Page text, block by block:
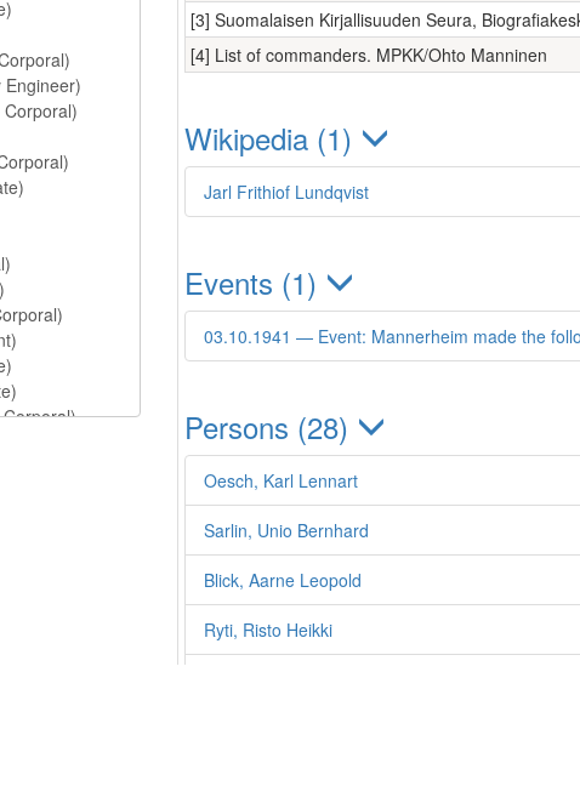
[3] Suomalaisen Kirjallisuuden Seura,
[4] List of commanders. MPKK/Ohto Manninen
Wikipedia (1)
Jarl Frithiof Lundqvist
Events (1)
03.10.1941 — Event: Mannerheim made the
Persons (28)
Oesch, Karl Lennart
Sarlin, Unio Bernhard
Blick, Aarne Leopold
Ryti, Risto Heikki